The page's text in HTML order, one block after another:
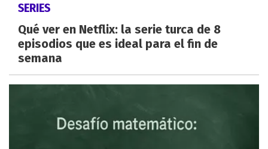
SERIES
Qué ver en Netflix: la serie turca de 8
episodios que es ideal para el fin de
semana